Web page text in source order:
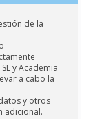
de la
y Academia
a cabo la
y otros
adicional.